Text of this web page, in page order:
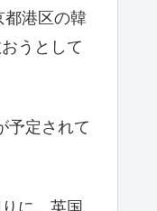
都港区の韓
うとして
予定されて